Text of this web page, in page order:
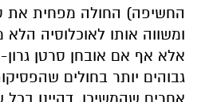
החשיפה) החולה מפחית את
ומשווה אותו לאוכלוסיה
אלא אף אם אובחן סרטן
גבוהים יותר בחולים